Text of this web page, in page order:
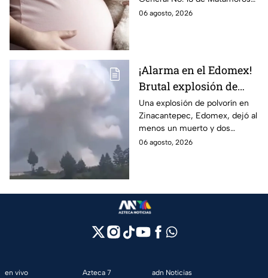
con Nohemí?
tras complicaciones por un
06 agosto, 2026
¡Alarma en el Edomex!
Brutal explosión de
polvorín en Santa
María del Monte,
Zinacantepec; reportan
al menos un muerto y
Una explosión de polvorín en
Zinacantepec, Edomex, dejó al
menos un muerto y dos
heridos; autoridades atiende la
06 agosto, 2026
en vivo
Azteca 7
adn Noticias